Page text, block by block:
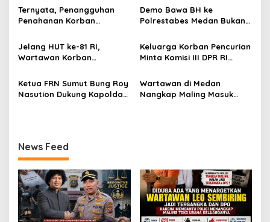
o
Nasution Minta
Kapolrestabes Medan
larut
Tersangka dan Dpo Karena
Membantu Polisi
Ternyata, Penangguhan
Penahanan Korban
di Polrestabes Medan
Setelah Membantu Polisi
RI Bapak Habiburokhman
Demo Bawa BH ke
Polrestabes Medan Bukan
Pun, Melainkan Simbol Kritik
dan Rasa Kecewa
Medan
Jelang HUT ke-81 RI,
Wartawan Korban
Polisi Menangkap Pelaku
Jadi Tersangka Berharap
Perhatian Presiden
Keluarga Korban Pencurian
Minta Komisi III DPR RI
Laporan Dugaan Penipuan
Bermodus Surat
Perdamaian dan Dugaan
Ketua FRN Sumut Bung Roy
Nasution Dukung Kapolda
Wartawan di Medan
Nangkap Maling Masuk
News Feed